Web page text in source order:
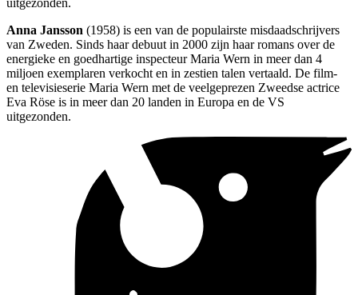
Anna Jansson (1958) is een van de populairste misdaadschrijvers
van Zweden. Sinds haar debuut in 2000 zijn haar romans over de
energieke en goedhartige inspecteur Maria Wern in meer dan 4
miljoen exemplaren verkocht en in zestien talen vertaald. De film-
en televisieserie Maria Wern met de veelgeprezen Zweedse actrice
Eva Röse is in meer dan 20 landen in Europa en de VS
uitgezonden.